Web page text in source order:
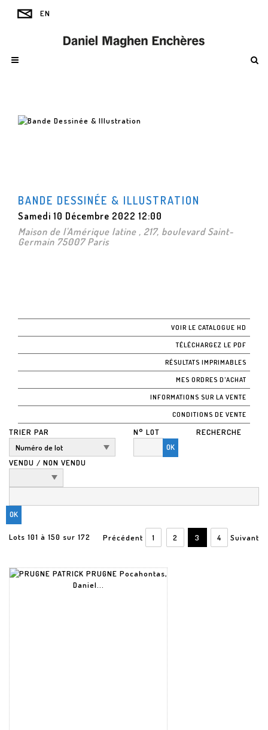
BANDE DESSINÉE & ILLUSTRATION
Samedi 10 Décembre 2022 12:00
Maison de l'Amérique latine , 217, boulevard Saint-
Germain 75007 Paris
VOIR LE CATALOGUE HD
TÉLÉCHARGEZ LE PDF
RÉSULTATS IMPRIMABLES
MES ORDRES D'ACHAT
INFORMATIONS SUR LA VENTE
CONDITIONS DE VENTE
TRIER PAR
N° LOT
OK
VENDU / NON VENDU
RECHERCHE
Lots 101 à 150 sur 172 Précédent 1 2 3 4 Suivant